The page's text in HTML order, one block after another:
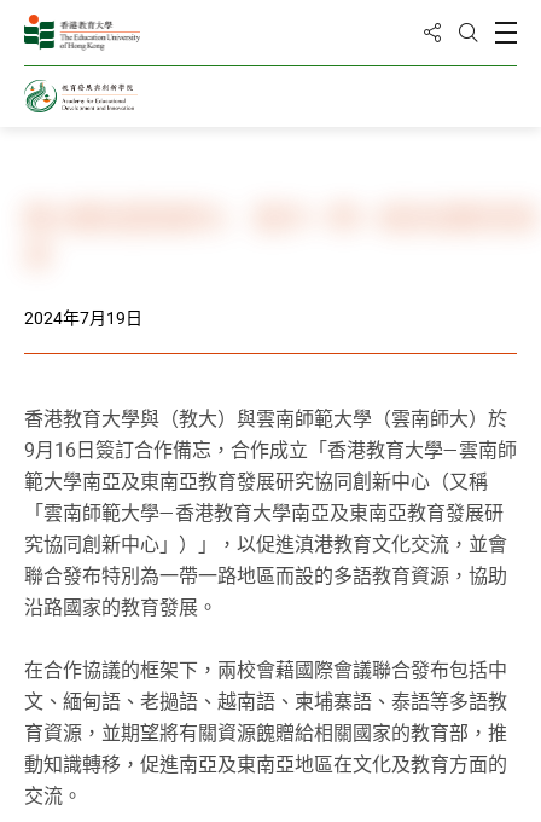
分享到打開搜
打
2024年7月19日
香港教育大學與（教大）與雲南師範大學（雲南師大）於
9月16日簽訂合作備忘，合作成立「香港教育大學—雲南師
範大學南亞及東南亞教育發展研究協同創新中心（又稱
「雲南師範大學—香港教育大學南亞及東南亞教育發展研
究協同創新中心」）」，以促進滇港教育文化交流，並會
聯合發布特別為一帶一路地區而設的多語教育資源，協助
沿路國家的教育發展。
在合作協議的框架下，兩校會藉國際會議聯合發布包括中
文、緬甸語、老撾語、越南語、柬埔寨語、泰語等多語教
育資源，並期望將有關資源餽贈給相關國家的教育部，推
動知識轉移，促進南亞及東南亞地區在文化及教育方面的
交流。